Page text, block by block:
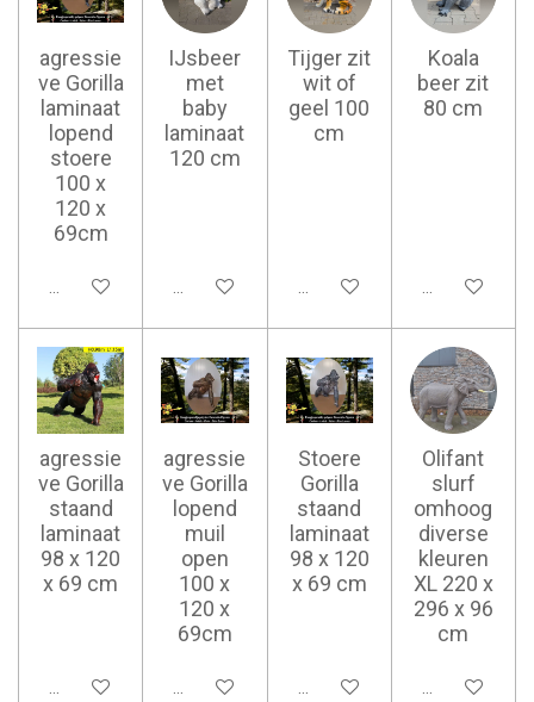
agressie
ve Gorilla
laminaat
lopend
stoere
100 x
120 x
69cm
Ajouter au panier
IJsbeer
met
baby
laminaat
120 cm
Ajouter au panier
Tijger zit
wit of
geel 100
cm
Ajouter au panier
Koala
beer zit
80 cm
Ajouter au
agressie
ve Gorilla
staand
laminaat
98 x 120
x 69 cm
Ajouter au panier
agressie
ve Gorilla
lopend
muil
open
100 x
120 x
69cm
Ajouter au panier
Stoere
Gorilla
staand
laminaat
98 x 120
x 69 cm
Ajouter au panier
Olifant
slurf
omhoog
diverse
kleuren
XL 220 x
296 x 96
cm
Ajouter au